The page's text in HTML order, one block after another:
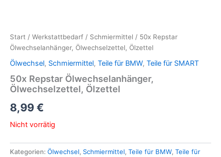
Start / Werkstattbedarf / Schmiermittel / 50x Repstar
Ölwechselanhänger, Ölwechselzettel, Ölzettel
Ölwechsel, Schmiermittel, Teile für BMW, Teile für SMART
50x Repstar Ölwechselanhänger,
Ölwechselzettel, Ölzettel
8,99€
Nicht vorrätig
Kategorien: Ölwechsel, Schmiermittel, Teile für BMW, Teile für